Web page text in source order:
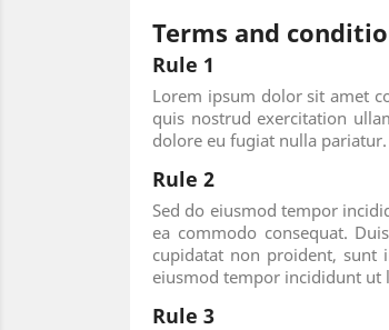
Terms and
Rule 1
Lorem ipsum dolor sit amet
quis nostrud exercitation
dolore eu fugiat nulla
Rule 2
Sed do eiusmod tempor
ea commodo consequat.
cupidatat non proident, sunt
eiusmod tempor incididunt ut
Rule 3